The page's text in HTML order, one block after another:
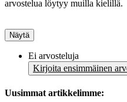
arvostelua löytyy muilla kielillä.
Näytä
Ei arvosteluja
Kirjoita ensimmäinen
Uusimmat artikkelimme: